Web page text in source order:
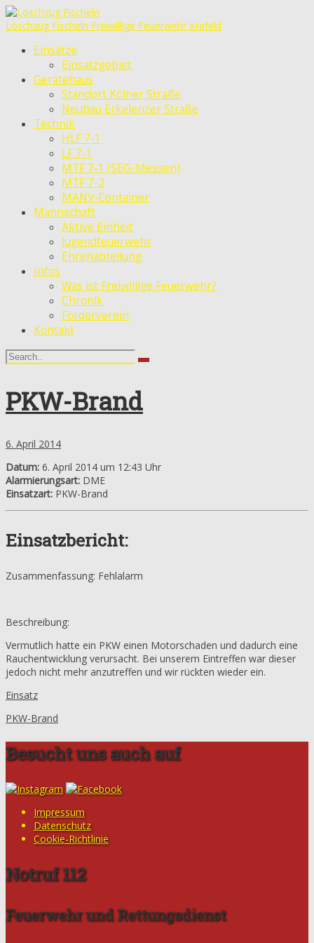
Löschzug Fischeln Freiwillige Feuerwehr Krefeld
Einsätze
Einsatzgebiet
Gerätehaus
Standort Kölner Straße
Neubau Erkelenzer Straße
Technik
HLF 7-1
LF 7-1
MTF 7-1 (SEG-Messen)
MTF 7-2
MANV-Container
Mannschaft
Aktive Einheit
Jugendfeuerwehr
Ehrenabteilung
Infos
Was ist Freiwillige Feuerwehr?
Chronik
Förderverein
Kontakt
PKW-Brand
6. April 2014
Datum: 6. April 2014 um 12:43 Uhr
Alarmierungsart: DME
Einsatzart: PKW-Brand
Einsatzbericht:
Zusammenfassung: Fehlalarm
Beschreibung:
Vermutlich hatte ein PKW einen Motorschaden und dadurch eine
Rauchentwicklung verursacht. Bei unserem Eintreffen war dieser
jedoch nicht mehr anzutreffen und wir rückten wieder ein.
Einsatz
PKW-Brand
Besucht uns auch auf
Impressum
Datenschutz
Cookie-Richtlinie
Notruf 112
Feuerwehr und Rettungsdienst